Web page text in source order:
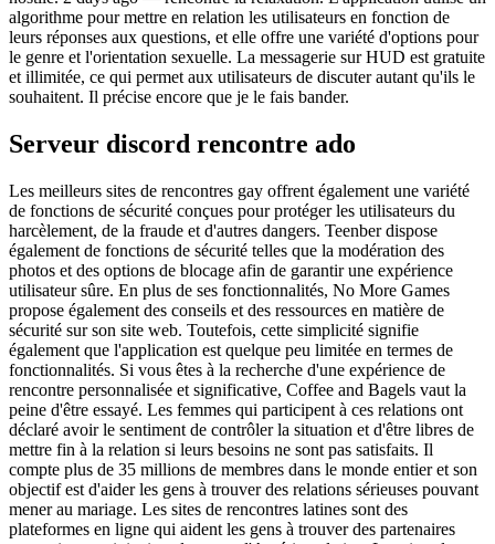
algorithme pour mettre en relation les utilisateurs en fonction de
leurs réponses aux questions, et elle offre une variété d'options pour
le genre et l'orientation sexuelle. La messagerie sur HUD est gratuite
et illimitée, ce qui permet aux utilisateurs de discuter autant qu'ils le
souhaitent. Il précise encore que je le fais bander.
Serveur discord rencontre ado
Les meilleurs sites de rencontres gay offrent également une variété
de fonctions de sécurité conçues pour protéger les utilisateurs du
harcèlement, de la fraude et d'autres dangers. Teenber dispose
également de fonctions de sécurité telles que la modération des
photos et des options de blocage afin de garantir une expérience
utilisateur sûre. En plus de ses fonctionnalités, No More Games
propose également des conseils et des ressources en matière de
sécurité sur son site web. Toutefois, cette simplicité signifie
également que l'application est quelque peu limitée en termes de
fonctionnalités. Si vous êtes à la recherche d'une expérience de
rencontre personnalisée et significative, Coffee and Bagels vaut la
peine d'être essayé. Les femmes qui participent à ces relations ont
déclaré avoir le sentiment de contrôler la situation et d'être libres de
mettre fin à la relation si leurs besoins ne sont pas satisfaits. Il
compte plus de 35 millions de membres dans le monde entier et son
objectif est d'aider les gens à trouver des relations sérieuses pouvant
mener au mariage. Les sites de rencontres latines sont des
plateformes en ligne qui aident les gens à trouver des partenaires